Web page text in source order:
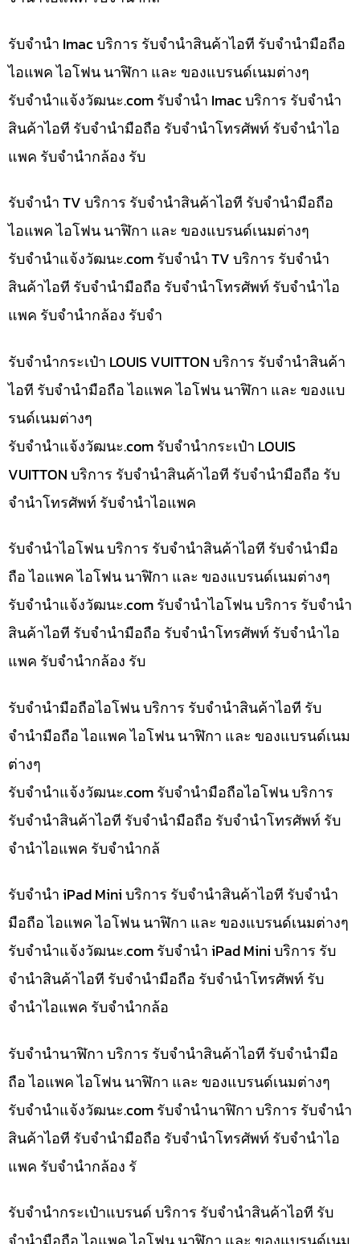
รับจำนำ Imac บริการ รับจำนำสินค้าไอที รับจำนำมือถือ
ไอแพค ไอโฟน นาฬิกา และ ของแบรนด์เนมต่างๆ
รับจํานําแจ้งวัฒนะ.com รับจำนำ Imac บริการ รับจำนำ
สินค้าไอที รับจำนำมือถือ รับจำนำโทรศัพท์ รับจำนำไอ
แพค รับจำนำกล้อง รับ
รับจำนำ TV บริการ รับจำนำสินค้าไอที รับจำนำมือถือ
ไอแพค ไอโฟน นาฬิกา และ ของแบรนด์เนมต่างๆ
รับจํานําแจ้งวัฒนะ.com รับจำนำ TV บริการ รับจำนำ
สินค้าไอที รับจำนำมือถือ รับจำนำโทรศัพท์ รับจำนำไอ
แพค รับจำนำกล้อง รับจำ
รับจำนำกระเป๋า LOUIS VUITTON บริการ รับจำนำสินค้า
ไอที รับจำนำมือถือ ไอแพค ไอโฟน นาฬิกา และ ของแบ
รนด์เนมต่างๆ
รับจํานําแจ้งวัฒนะ.com รับจำนำกระเป๋า LOUIS
VUITTON บริการ รับจำนำสินค้าไอที รับจำนำมือถือ รับ
จำนำโทรศัพท์ รับจำนำไอแพค
รับจำนำไอโฟน บริการ รับจำนำสินค้าไอที รับจำนำมือ
ถือ ไอแพค ไอโฟน นาฬิกา และ ของแบรนด์เนมต่างๆ
รับจํานําแจ้งวัฒนะ.com รับจำนำไอโฟน บริการ รับจำนำ
สินค้าไอที รับจำนำมือถือ รับจำนำโทรศัพท์ รับจำนำไอ
แพค รับจำนำกล้อง รับ
รับจำนำมือถือไอโฟน บริการ รับจำนำสินค้าไอที รับ
จำนำมือถือ ไอแพค ไอโฟน นาฬิกา และ ของแบรนด์เนม
ต่างๆ
รับจํานําแจ้งวัฒนะ.com รับจำนำมือถือไอโฟน บริการ
รับจำนำสินค้าไอที รับจำนำมือถือ รับจำนำโทรศัพท์ รับ
จำนำไอแพค รับจำนำกล้
รับจำนำ iPad Mini บริการ รับจำนำสินค้าไอที รับจำนำ
มือถือ ไอแพค ไอโฟน นาฬิกา และ ของแบรนด์เนมต่างๆ
รับจํานําแจ้งวัฒนะ.com รับจำนำ iPad Mini บริการ รับ
จำนำสินค้าไอที รับจำนำมือถือ รับจำนำโทรศัพท์ รับ
จำนำไอแพค รับจำนำกล้อ
รับจำนำนาฬิกา บริการ รับจำนำสินค้าไอที รับจำนำมือ
ถือ ไอแพค ไอโฟน นาฬิกา และ ของแบรนด์เนมต่างๆ
รับจํานําแจ้งวัฒนะ.com รับจำนำนาฬิกา บริการ รับจำนำ
สินค้าไอที รับจำนำมือถือ รับจำนำโทรศัพท์ รับจำนำไอ
แพค รับจำนำกล้อง รั
รับจำนำกระเป๋าแบรนด์ บริการ รับจำนำสินค้าไอที รับ